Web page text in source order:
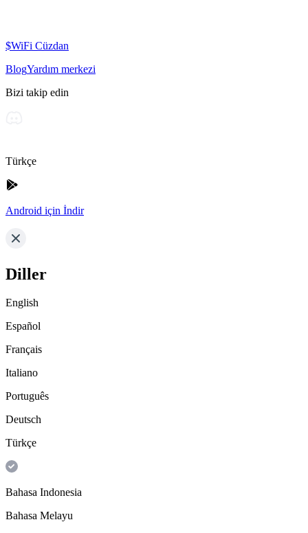
$WiFi Cüzdan
BlogYardım merkezi
Bizi takip edin
Türkçe
Android için İndir
Diller
English
Español
Français
Italiano
Português
Deutsch
Türkçe
Bahasa Indonesia
Bahasa Melayu